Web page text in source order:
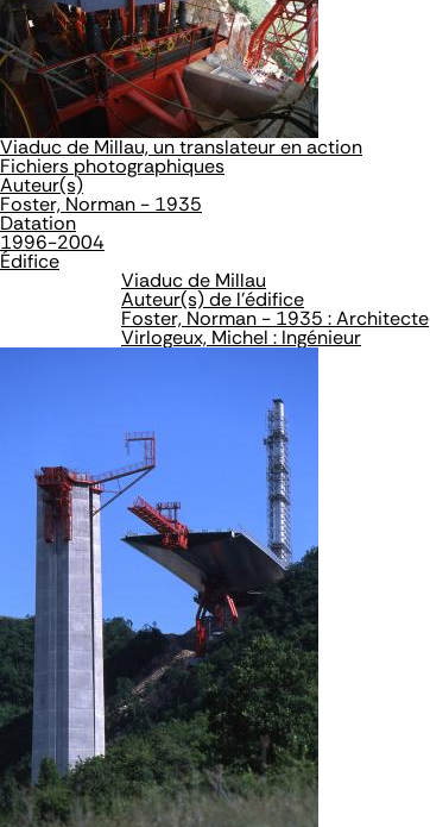
Viaduc de Millau, un translateur en action
Fichiers photographiques
Auteur(s)
Foster, Norman - 1935
Datation
1996-2004
Édifice
Viaduc de Millau
Auteur(s) de l'édifice
Foster, Norman - 1935 : Architecte
Virlogeux, Michel : Ingénieur